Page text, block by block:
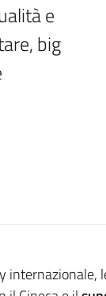
e
big
internazionale,